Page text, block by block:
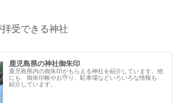
受できる神社
鹿児島県の神社御朱印
鹿児島県内の御朱印がもらえる神社を紹介しています。他
にも 御朱印帳やお守り、駐車場などいろいろな情報も
紹介しています。